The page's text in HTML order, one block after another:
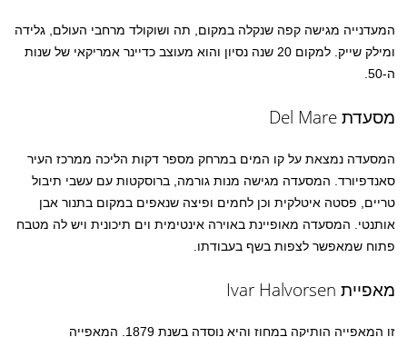
המעדנייה מגישה קפה שנקלה במקום, תה ושוקולד מרחבי העולם, גלידה
ומילק שייק. למקום 20 שנה נסיון והוא מעוצב כדיינר אמריקאי של שנות
ה-50.
מסעדת Del Mare
המסעדה נמצאת על קו המים במרחק מספר דקות הליכה ממרכז העיר
סאנדפיורד. המסעדה מגישה מנות גורמה, ברוסקטות עם עשבי תיבול
טריים, פסטה איטלקית וכן לחמים ופיצה שנאפים במקום בתנור אבן
אותנטי. המסעדה מאופיינת באוירה אינטימית וים תיכונית ויש לה מטבח
פתוח שמאפשר לצפות בשף בעבודתו.
מאפיית Ivar Halvorsen
זו המאפייה הותיקה במחוז והיא נוסדה בשנת 1879. המאפייה